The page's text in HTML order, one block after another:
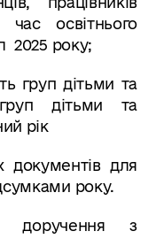
освітнього
2025 року;
груп дітьми та
дітьми та
рік
документів для
року.
доручення з